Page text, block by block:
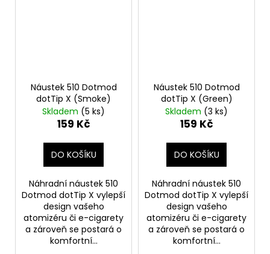
Náustek 510 Dotmod
dotTip X (Smoke)
Skladem (5 ks)
159 Kč
DO KOŠÍKU
Náhradní náustek 510
Dotmod dotTip X vylepší
design vašeho
atomizéru či e-cigarety
a zároveň se postará o
komfortní...
Náustek 510 Dotmod
dotTip X (Green)
Skladem (3 ks)
159 Kč
DO KOŠÍKU
Náhradní náustek 510
Dotmod dotTip X vylepší
design vašeho
atomizéru či e-cigarety
a zároveň se postará o
komfortní...